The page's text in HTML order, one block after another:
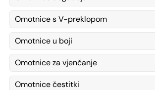
Omotnice s V-preklopom
Omotnice u boji
Omotnice za vjenčanje
Omotnice čestitki